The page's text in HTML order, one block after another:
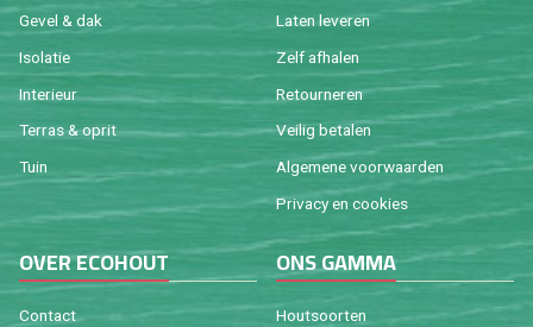
Gevel & dak
Iso­la­tie
In­te­ri­eur
Ter­ras & oprit
Tuin
Laten le­ve­ren
Zelf af­ha­len
Re­tour­ne­ren
Vei­lig be­ta­len
Al­ge­me­ne voor­waar­den
Pri­va­cy en coo­kies
OVER ECO­HOUT
Con­tact
ONS GAMMA
Hout­soor­ten